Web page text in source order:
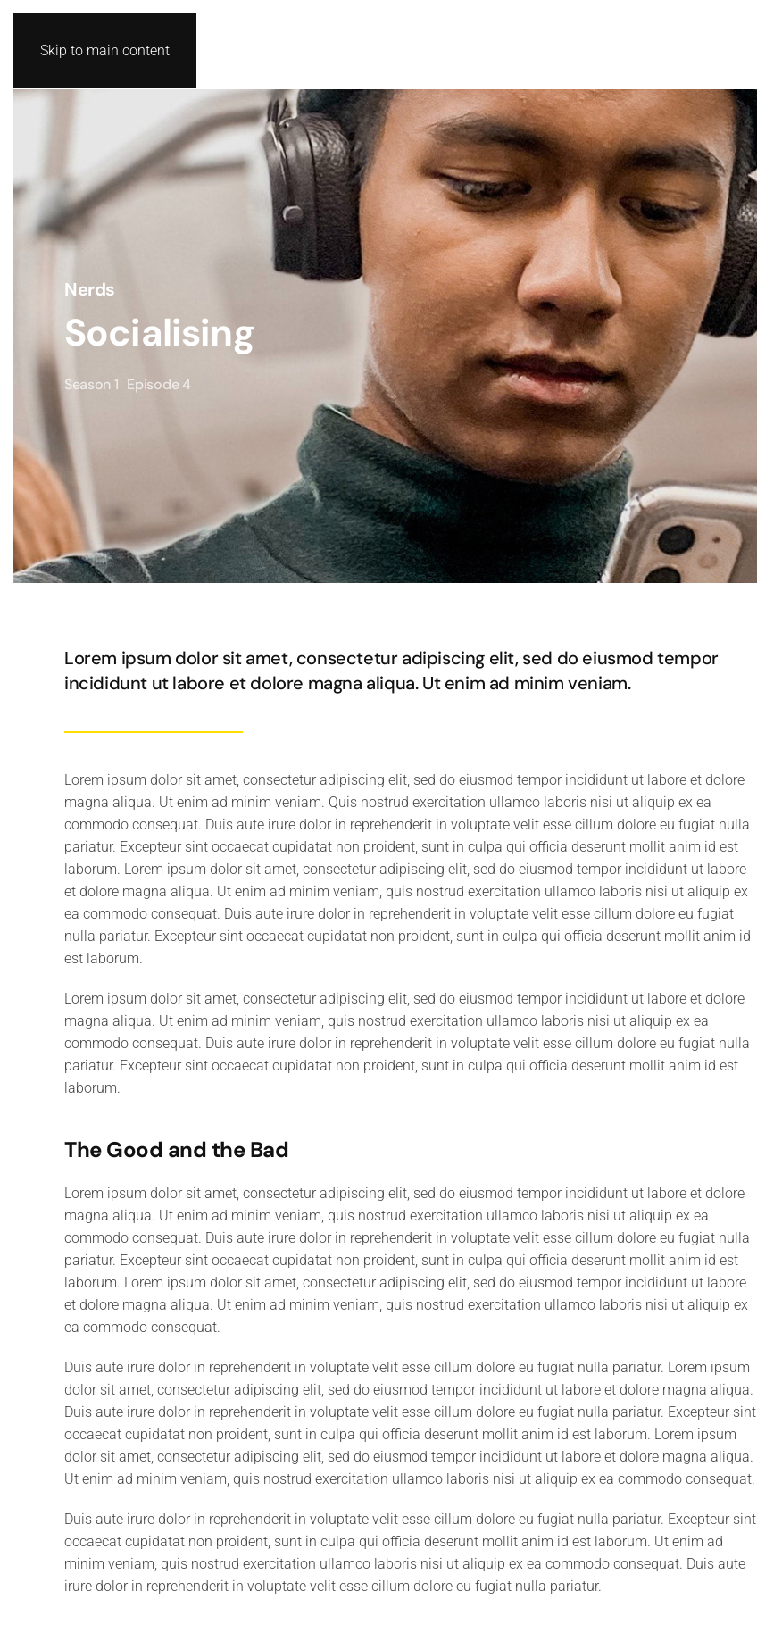
Skip to main content
Nerds
Socialising
Season 1 Episode 4
Lorem ipsum dolor sit amet, consectetur adipiscing elit, sed do eiusmod tempor
incididunt ut labore et dolore magna aliqua. Ut enim ad minim veniam.
Lorem ipsum dolor sit amet, consectetur adipiscing elit, sed do eiusmod tempor incididunt ut labore et dolore
magna aliqua. Ut enim ad minim veniam. Quis nostrud exercitation ullamco laboris nisi ut aliquip ex ea
commodo consequat. Duis aute irure dolor in reprehenderit in voluptate velit esse cillum dolore eu fugiat nulla
pariatur. Excepteur sint occaecat cupidatat non proident, sunt in culpa qui officia deserunt mollit anim id est
laborum. Lorem ipsum dolor sit amet, consectetur adipiscing elit, sed do eiusmod tempor incididunt ut labore
et dolore magna aliqua. Ut enim ad minim veniam, quis nostrud exercitation ullamco laboris nisi ut aliquip ex
ea commodo consequat. Duis aute irure dolor in reprehenderit in voluptate velit esse cillum dolore eu fugiat
nulla pariatur. Excepteur sint occaecat cupidatat non proident, sunt in culpa qui officia deserunt mollit anim id
est laborum.
Lorem ipsum dolor sit amet, consectetur adipiscing elit, sed do eiusmod tempor incididunt ut labore et dolore
magna aliqua. Ut enim ad minim veniam, quis nostrud exercitation ullamco laboris nisi ut aliquip ex ea
commodo consequat. Duis aute irure dolor in reprehenderit in voluptate velit esse cillum dolore eu fugiat nulla
pariatur. Excepteur sint occaecat cupidatat non proident, sunt in culpa qui officia deserunt mollit anim id est
laborum.
The Good and the Bad
Lorem ipsum dolor sit amet, consectetur adipiscing elit, sed do eiusmod tempor incididunt ut labore et dolore
magna aliqua. Ut enim ad minim veniam, quis nostrud exercitation ullamco laboris nisi ut aliquip ex ea
commodo consequat. Duis aute irure dolor in reprehenderit in voluptate velit esse cillum dolore eu fugiat nulla
pariatur. Excepteur sint occaecat cupidatat non proident, sunt in culpa qui officia deserunt mollit anim id est
laborum. Lorem ipsum dolor sit amet, consectetur adipiscing elit, sed do eiusmod tempor incididunt ut labore
et dolore magna aliqua. Ut enim ad minim veniam, quis nostrud exercitation ullamco laboris nisi ut aliquip ex
ea commodo consequat.
Duis aute irure dolor in reprehenderit in voluptate velit esse cillum dolore eu fugiat nulla pariatur. Lorem ipsum
dolor sit amet, consectetur adipiscing elit, sed do eiusmod tempor incididunt ut labore et dolore magna aliqua.
Duis aute irure dolor in reprehenderit in voluptate velit esse cillum dolore eu fugiat nulla pariatur. Excepteur sint
occaecat cupidatat non proident, sunt in culpa qui officia deserunt mollit anim id est laborum. Lorem ipsum
dolor sit amet, consectetur adipiscing elit, sed do eiusmod tempor incididunt ut labore et dolore magna aliqua.
Ut enim ad minim veniam, quis nostrud exercitation ullamco laboris nisi ut aliquip ex ea commodo consequat.
Duis aute irure dolor in reprehenderit in voluptate velit esse cillum dolore eu fugiat nulla pariatur. Excepteur sint
occaecat cupidatat non proident, sunt in culpa qui officia deserunt mollit anim id est laborum. Ut enim ad
minim veniam, quis nostrud exercitation ullamco laboris nisi ut aliquip ex ea commodo consequat. Duis aute
irure dolor in reprehenderit in voluptate velit esse cillum dolore eu fugiat nulla pariatur.